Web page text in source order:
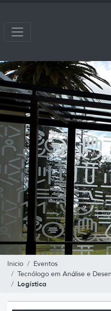
Inicio
Eventos
Tecnólogo em Análise e
Logística